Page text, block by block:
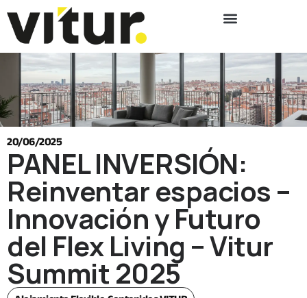
20/06/2025
PANEL INVERSIÓN:
Reinventar espacios –
Innovación y Futuro
del Flex Living – Vitur
Summit 2025